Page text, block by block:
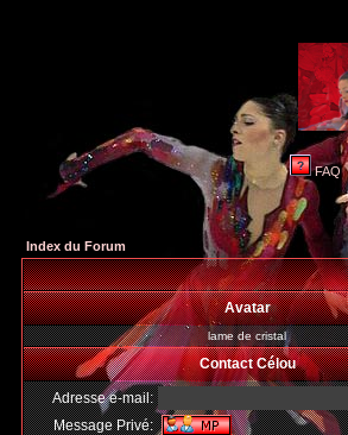
FAQ
Index du Forum
Avatar
lame de cristal
Contact Célou
Adresse e-mail:
Message Privé: